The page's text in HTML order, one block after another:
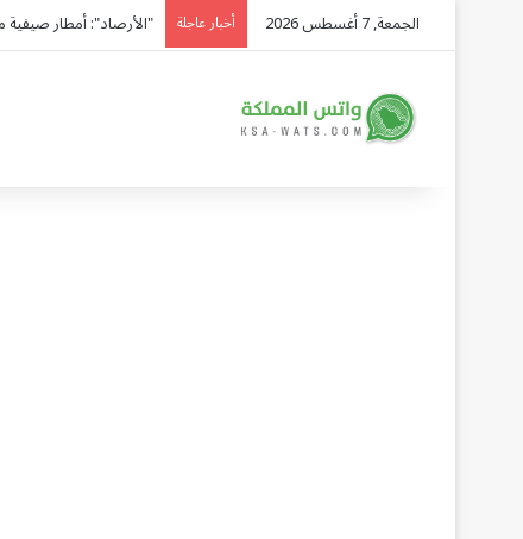
الجمعة, 7 أغسطس 2026 أخبار عاجلة "الأرصاد": أمطار صيفية